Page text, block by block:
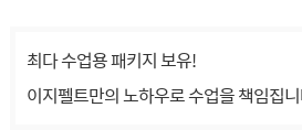
최다 수업용 패키지 보유!
이지펠트만의 노하우로 수업을 책임집